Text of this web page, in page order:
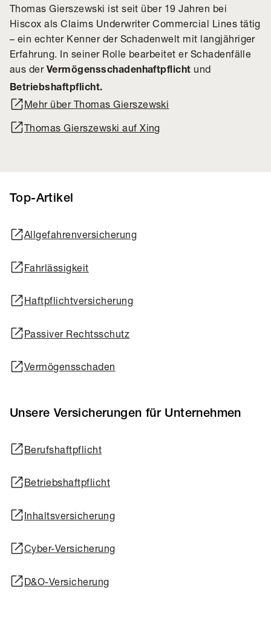
Thomas Gierszewski ist seit über 19 Jahren bei
Hiscox als Claims Underwriter Commercial Lines tätig
– ein echter Kenner der Schadenwelt mit langjähriger
Erfahrung. In seiner Rolle bearbeitet er Schadenfälle
aus der Vermögensschadenhaftpflicht und
Betriebshaftpflicht.
Mehr über Thomas Gierszewski
Thomas Gierszewski auf Xing
Top-Artikel
Allgefahrenversicherung
Fahrlässigkeit
Haftpflichtversicherung
Passiver Rechtsschutz
Vermögensschaden
Unsere Versicherungen für Unternehmen
Berufshaftpflicht
Betriebshaftpflicht
Inhaltsversicherung
Cyber-Versicherung
D&O-Versicherung